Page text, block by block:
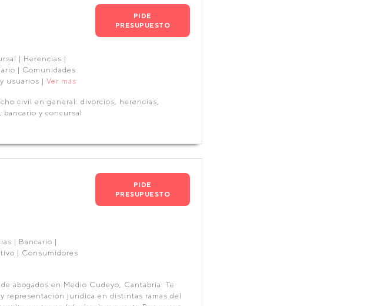
| Herencias |
| Comunidades
usuarios | Ver más
PIDE
PRESUPUESTO
civil en general: divorcios, herencias,
y concursal
| Bancario |
| Consumidores
PIDE
PRESUPUESTO
abogados en Medio Cudeyo, Cantabria. Te
representación jurídica en distintas ramas del